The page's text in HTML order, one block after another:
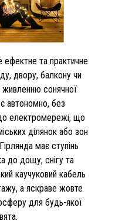
ефектне та практичне
двору, балкону чи
сонячної
автономно, без
електромережі, що
ділянок або зон
має ступінь
до дощу, снігу та
каучуковий кабель
а яскраве жовте
для будь-якої